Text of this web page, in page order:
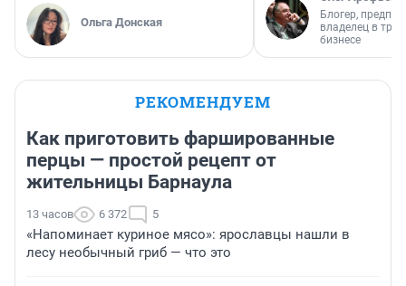
Ольга Донская
Блогер,
владелец в
бизнесе
РЕКОМЕНДУЕМ
Как приготовить фаршированные
перцы — простой рецепт от
жительницы Барнаула
13 часов 6 372 5
«Напоминает куриное мясо»: ярославцы нашли в
лесу необычный гриб — что это